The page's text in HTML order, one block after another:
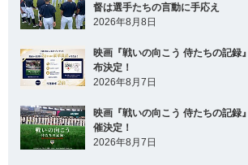
督は選手たちの言動に手応え
2026年8月8日
映画『戦いの向こう 侍たちの記録
布決定！
2026年8月7日
映画『戦いの向こう 侍たちの記録
催決定！
2026年8月7日